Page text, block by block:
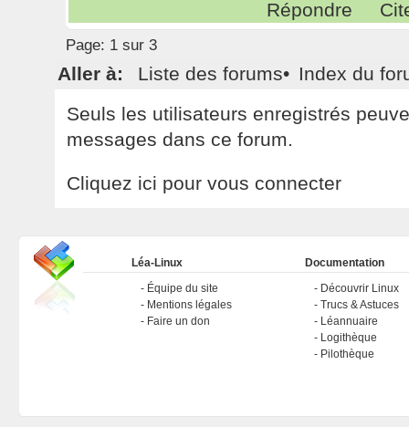
Répondre
Page: 1 sur 3
Aller à: Liste des forums• Index du
Seuls les utilisateurs enregistrés
messages dans ce forum.
Cliquez ici pour vous connecter
Léa-Linux
Équipe du site
Mentions légales
Faire un don
Documentation
Découvrir Linux
Trucs & Astuces
Léannuaire
Logithèque
Pilothèque